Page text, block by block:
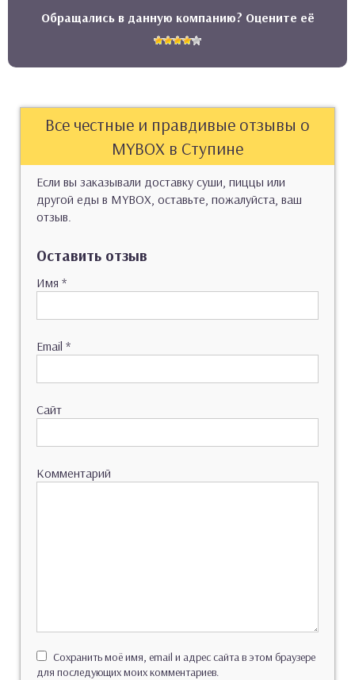
Обращались в данную компанию? Оцените её
Все честные и правдивые отзывы о
MYBOX в Ступине
Если вы заказывали доставку суши, пиццы или
другой еды в MYBOX, оставьте, пожалуйста, ваш
отзыв.
Оставить отзыв
Имя *
Email *
Сайт
Комментарий
Сохранить моё имя, email и адрес сайта в этом браузере
для последующих моих комментариев.